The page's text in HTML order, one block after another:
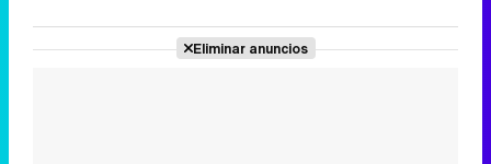
Eliminar anuncios